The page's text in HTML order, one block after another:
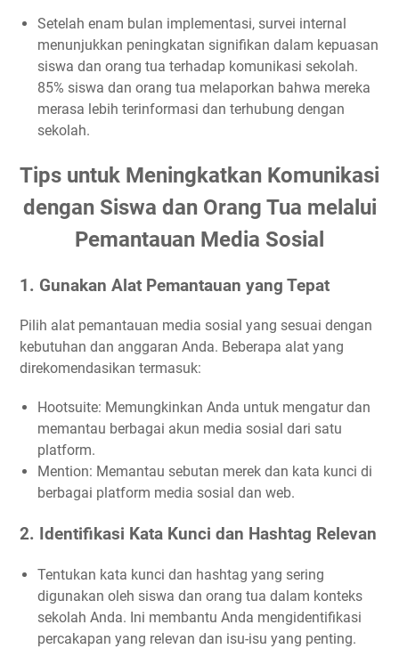
Tips untuk Mengukur Dampak Kampanye Melalui
Pemantauan Media Sosial
1. Tetapkan KPI yang Jelas dan Terukur
2. Pantau Interaksi secara Real-Time
4. Lakukan Penyesuaian Strategi Berdasarkan Data
5. Dokumentasikan dan Evaluasi Hasil
Langkah-langkah dalam Pemantauan Media Sosial
Contoh Nyata Studi Kasus: Kampanye Peluncuran
2. Pilih Alat Pemantauan yang Tepat
Contoh Nyata Studi Kasus: Analisis Pemantauan Media
Sosial oleh HubSpot
3. Tentukan Metrik yang Ingin Dipantau
Contoh Nyata Studi Kasus: Kampanye Kesadaran oleh
WWF
4. Analisis Data yang Dikumpulkan
Contoh Nyata Studi Kasus: Kampanye Kesadaran
5. Tindak Lanjuti Temuan Anda
Contoh Nyata Studi Kasus: Kampanye Pelayanan
Tantangan dalam Pemantauan Media Sosial: Studi Kasus
dan Tips Menghadapinya
Setelah enam bulan implementasi, survei internal
menunjukkan peningkatan signifikan dalam kepuasan
siswa dan orang tua terhadap komunikasi sekolah.
85% siswa dan orang tua melaporkan bahwa mereka
merasa lebih terinformasi dan terhubung dengan
sekolah.
Tips untuk Meningkatkan Komunikasi
dengan Siswa dan Orang Tua melalui
Pemantauan Media Sosial
1. Gunakan Alat Pemantauan yang Tepat
Pilih alat pemantauan media sosial yang sesuai dengan
kebutuhan dan anggaran Anda. Beberapa alat yang
direkomendasikan termasuk:
Hootsuite: Memungkinkan Anda untuk mengatur dan
memantau berbagai akun media sosial dari satu
platform.
Mention: Memantau sebutan merek dan kata kunci di
berbagai platform media sosial dan web.
2. Identifikasi Kata Kunci dan Hashtag Relevan
Tentukan kata kunci dan hashtag yang sering
digunakan oleh siswa dan orang tua dalam konteks
sekolah Anda. Ini membantu Anda mengidentifikasi
percakapan yang relevan dan isu-isu yang penting.